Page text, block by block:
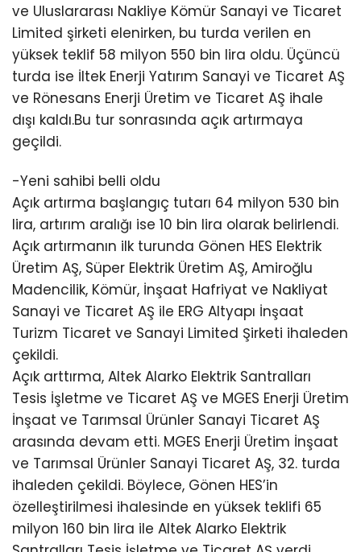
ve Uluslararası Nakliye Kömür Sanayi ve Ticaret
Limited şirketi elenirken, bu turda verilen en
yüksek teklif 58 milyon 550 bin lira oldu. Üçüncü
turda ise İltek Enerji Yatırım Sanayi ve Ticaret AŞ
ve Rönesans Enerji Üretim ve Ticaret AŞ ihale
dışı kaldı.Bu tur sonrasında açık artırmaya
geçildi.
-Yeni sahibi belli oldu
Açık artırma başlangıç tutarı 64 milyon 530 bin
lira, artırım aralığı ise 10 bin lira olarak belirlendi.
Açık artırmanın ilk turunda Gönen HES Elektrik
Üretim AŞ, Süper Elektrik Üretim AŞ, Amiroğlu
Madencilik, Kömür, İnşaat Hafriyat ve Nakliyat
Sanayi ve Ticaret AŞ ile ERG Altyapı İnşaat
Turizm Ticaret ve Sanayi Limited Şirketi ihaleden
çekildi.
Açık arttırma, Altek Alarko Elektrik Santralları
Tesis İşletme ve Ticaret AŞ ve MGES Enerji Üretim
İnşaat ve Tarımsal Ürünler Sanayi Ticaret AŞ
arasında devam etti. MGES Enerji Üretim İnşaat
ve Tarımsal Ürünler Sanayi Ticaret AŞ, 32. turda
ihaleden çekildi. Böylece, Gönen HES’in
özelleştirilmesi ihalesinde en yüksek teklifi 65
milyon 160 bin lira ile Altek Alarko Elektrik